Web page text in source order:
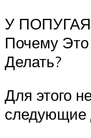
У
Почему
Делать?
Для этого
следующие